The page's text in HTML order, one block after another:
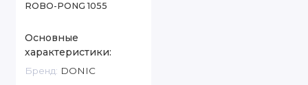
ROBO-PONG 1055
Основные
характеристики:
Бренд: DONIC